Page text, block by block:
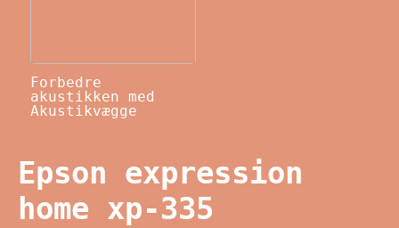
Forbedre
akustikken med
Akustikvægge
Epson expression
home xp-335